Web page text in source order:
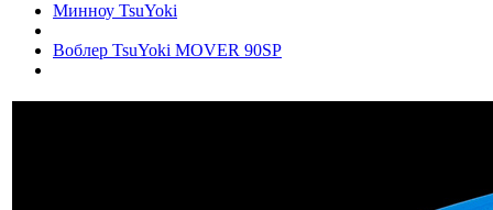
Минноу TsuYoki
Воблер TsuYoki MOVER 90SP